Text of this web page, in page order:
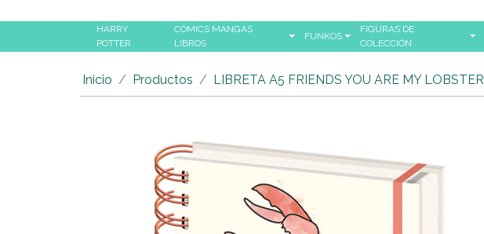
HARRY
POTTER
CÓMICS MANGAS
LIBROS
FUNKOS
FIGURAS DE
COLECCIÓN
Inicio Productos LIBRETA A5 FRIENDS YOU ARE MY LOBSTER